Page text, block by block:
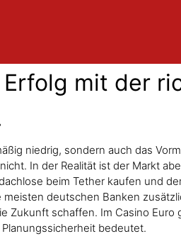
mit der
niedrig, sondern auch das
In der Realität ist der Markt
beim Tether kaufen und
deutschen Banken
Zukunft schaffen. Im Casino
bedeutet.